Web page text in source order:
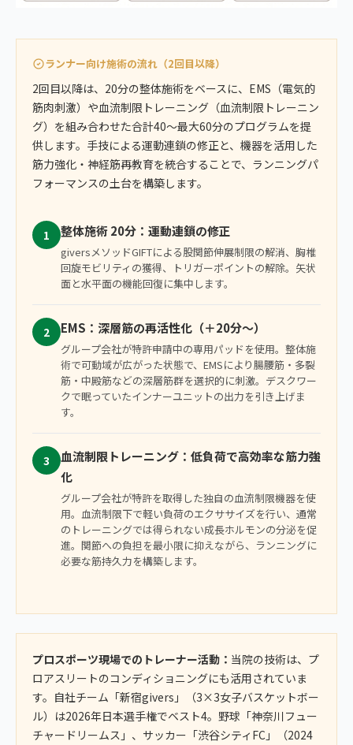
ランナー向け施術の流れ（2回目以降）
2回目以降は、20分の整体施術をベースに、EMS（電気的
筋肉刺激）や血流制限トレーニング（血流制限トレーニン
グ）を組み合わせた合計40〜最大60分のプログラムを提
供します。手技による運動連鎖の修正と、機器を活用した
筋力強化・神経筋再教育を統合することで、ランニングパ
フォーマンスの土台を構築します。
1 整体施術 20分：運動連鎖の修正
giversメソッドGIFTによる股関節伸展制限の解消、胸椎
回旋モビリティの獲得、トリガーポイントの解除。矢状
面と水平面の機能回復に集中します。
2 EMS：深層筋の再活性化（＋20分〜）
グループ会社が特許申請中の専用パッドを使用。整体施
術で可動域が広がった状態で、EMSにより腸腰筋・多裂
筋・中殿筋などの深層筋群を選択的に刺激。デスクワー
クで眠っていたインナーユニットの出力を引き上げま
す。
3
血流制限トレーニング：低負荷で高効率な筋力強
化
グループ会社が特許を取得した独自の血流制限機器を使
用。血流制限下で軽い負荷のエクササイズを行い、通常
のトレーニングでは得られない成長ホルモンの分泌を促
進。関節への負担を最小限に抑えながら、ランニングに
必要な筋持久力を構築します。
プロスポーツ現場でのトレーナー活動： 当院の技術は、プ
ロアスリートのコンディショニングにも活用されていま
す。自社チーム「新宿givers」（3×3女子バスケットボー
ル）は2026年日本選手権でベスト4。野球「神奈川フュー
チャードリームス」、サッカー「渋谷シティFC」（2024